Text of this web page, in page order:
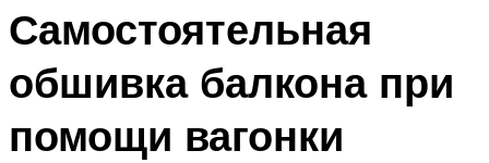
Самостоятельная
обшивка балкона при
помощи вагонки